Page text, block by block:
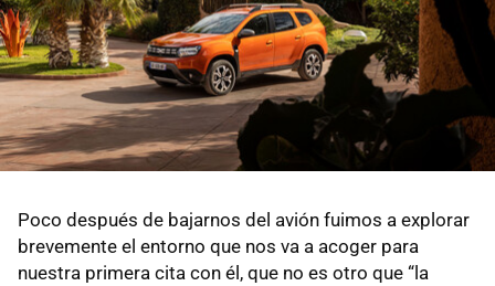
Poco después de bajarnos del avión fuimos a explorar
brevemente el entorno que nos va a acoger para
nuestra primera cita con él, que no es otro que “la